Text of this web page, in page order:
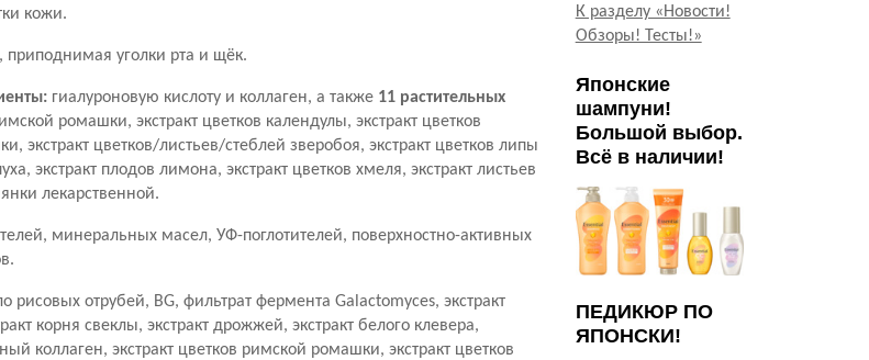
кожи.
приподнимая уголки рта и щёк.
гиалуроновую кислоту и коллаген, а также 11 растительных
ромашки, экстракт цветков календулы, экстракт цветков
экстракт цветков/листьев/стеблей зверобоя, экстракт цветков липы
экстракт плодов лимона, экстракт цветков хмеля, экстракт листьев
лекарственной.
минеральных масел, УФ-поглотителей, поверхностно-активных
рисовых отрубей, BG, фильтрат фермента Galactomyces, экстракт
корня свеклы, экстракт дрожжей, экстракт белого клевера,
коллаген, экстракт цветков римской ромашки, экстракт цветков
К разделу «Новости!
Обзоры! Тесты!»
Японские
шампуни!
Большой выбор.
Всё в наличии!
ПЕДИКЮР ПО
ЯПОНСКИ!